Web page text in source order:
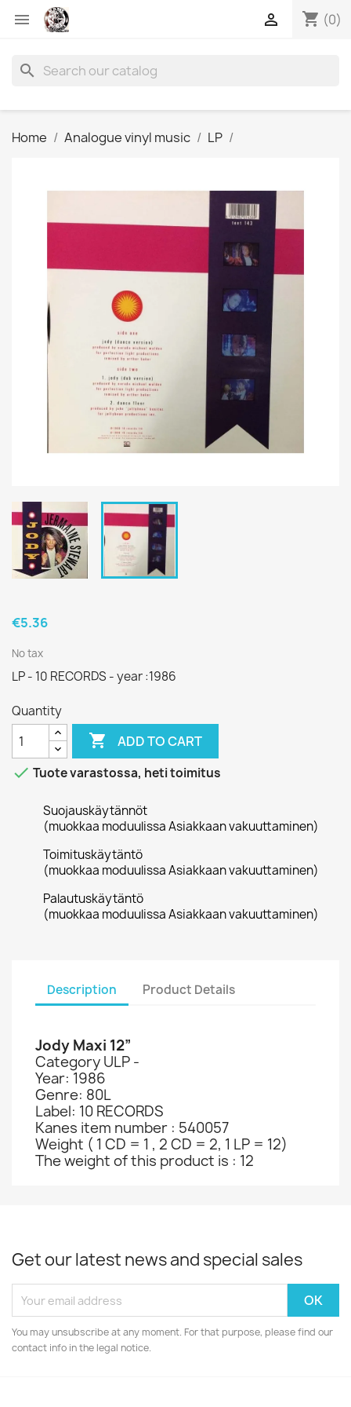
 shopping_cart (0)

search
Home Analogue vinyl music LP
€5.36
No tax
LP - 10 RECORDS - year :1986
Quantity
 ADD TO CART
 Tuote varastossa, heti toimitus
Suojauskäytännöt
(muokkaa moduulissa Asiakkaan vakuuttaminen)
Toimituskäytäntö
(muokkaa moduulissa Asiakkaan vakuuttaminen)
Palautuskäytäntö
(muokkaa moduulissa Asiakkaan vakuuttaminen)
Description Product Details
Jody Maxi 12”
Category ULP -
Year: 1986
Genre: 80L
Label: 10 RECORDS
Kanes item number : 540057
Weight ( 1 CD = 1 , 2 CD = 2, 1 LP = 12)
The weight of this product is : 12
Get our latest news and special sales
You may unsubscribe at any moment. For that purpose, please find our
contact info in the legal notice.